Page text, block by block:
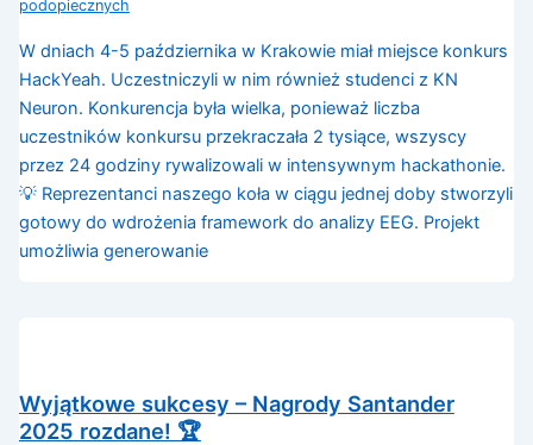
podopiecznych
W dniach 4-5 października w Krakowie miał miejsce konkurs
HackYeah. Uczestniczyli w nim również studenci z KN
Neuron. Konkurencja była wielka, ponieważ liczba
uczestników konkursu przekraczała 2 tysiące, wszyscy
przez 24 godziny rywalizowali w intensywnym hackathonie.
💡 Reprezentanci naszego koła w ciągu jednej doby stworzyli
gotowy do wdrożenia framework do analizy EEG. Projekt
umożliwia generowanie
Wyjątkowe sukcesy – Nagrody Santander
2025 rozdane! 🏆